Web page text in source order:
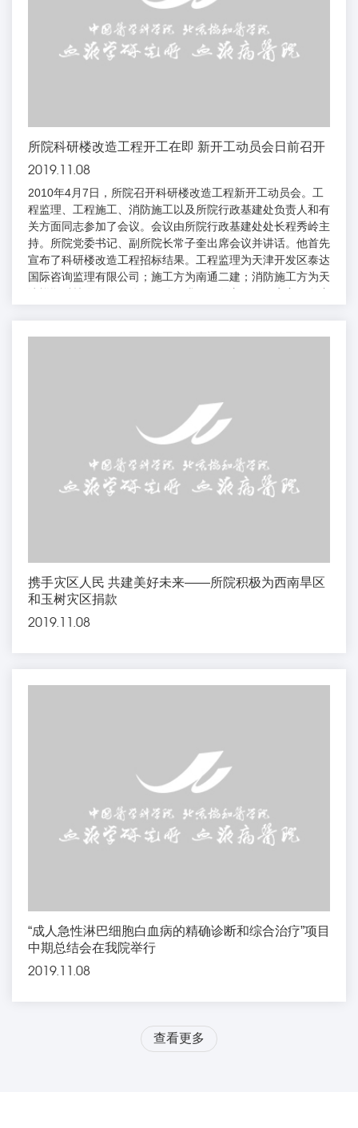
所院科研楼改造工程开工在即 新开工动员会日前召开
2019.11.08
2010年4月7日，所院召开科研楼改造工程新开工动员会。工
程监理、工程施工、消防施工以及所院行政基建处负责人和有
关方面同志参加了会议。会议由所院行政基建处处长程秀岭主
持。所院党委书记、副所院长常子奎出席会议并讲话。他首先
宣布了科研楼改造工程招标结果。工程监理为天津开发区泰达
国际咨询监理有限公司；施工方为南通二建；消防施工方为天
携手灾区人民 共建美好未来——所院积极为西南旱区
和玉树灾区捐款
2019.11.08
“成人急性淋巴细胞白血病的精确诊断和综合治疗”项目
中期总结会在我院举行
2019.11.08
查看更多